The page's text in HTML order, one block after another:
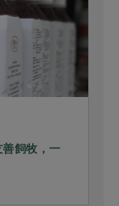
飼牧，一